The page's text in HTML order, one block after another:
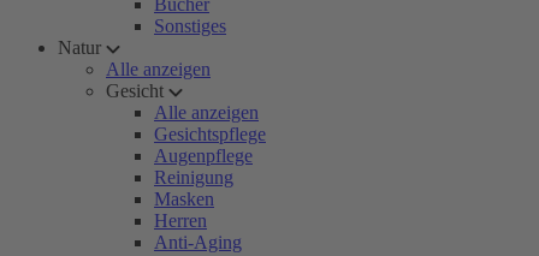
Bücher
Sonstiges
Natur
Alle anzeigen
Gesicht
Alle anzeigen
Gesichtspflege
Augenpflege
Reinigung
Masken
Herren
Anti-Aging